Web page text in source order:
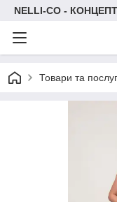
NELLI-CO -
Товари та